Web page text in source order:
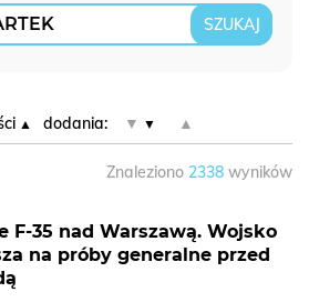
dodania: ▼ ▲
Znaleziono 2338 wyników
F-35 nad Warszawą. Wojsko
na próby generalne przed